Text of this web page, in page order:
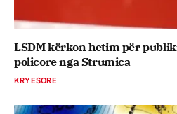
LSDM kërkon hetim për
policore nga Strumica
KRYESORE